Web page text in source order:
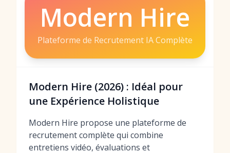
Modern Hire
Plateforme de Recrutement IA Complète
Modern Hire (2026) : Idéal pour
une Expérience Holistique
Modern Hire propose une plateforme de
recrutement complète qui combine
entretiens vidéo, évaluations et